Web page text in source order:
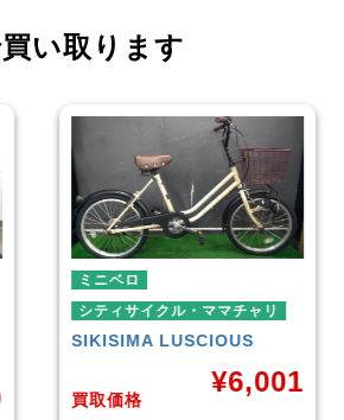
い取ります
ミニベロ
シティサイクル・ママチャリ
SIKISIMA LUSCIOUS
買取価格
¥6,001